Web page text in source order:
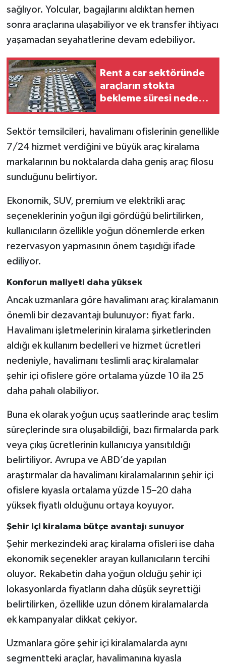
sağlıyor. Yolcular, bagajlarını aldıktan hemen
sonra araçlarına ulaşabiliyor ve ek transfer ihtiyacı
yaşamadan seyahatlerine devam edebiliyor.
Rent a car sektöründe
araçların stokta
bekleme süresi neden
Sektör temsilcileri, havalimanı ofislerinin genellikle
7/24 hizmet verdiğini ve büyük araç kiralama
markalarının bu noktalarda daha geniş araç filosu
sunduğunu belirtiyor.
Ekonomik, SUV, premium ve elektrikli araç
seçeneklerinin yoğun ilgi gördüğü belirtilirken,
kullanıcıların özellikle yoğun dönemlerde erken
rezervasyon yapmasının önem taşıdığı ifade
ediliyor.
Konforun maliyeti daha yüksek
Ancak uzmanlara göre havalimanı araç kiralamanın
önemli bir dezavantajı bulunuyor: fiyat farkı.
Havalimanı işletmelerinin kiralama şirketlerinden
aldığı ek kullanım bedelleri ve hizmet ücretleri
nedeniyle, havalimanı teslimli araç kiralamalar
şehir içi ofislere göre ortalama yüzde 10 ila 25
daha pahalı olabiliyor.
Buna ek olarak yoğun uçuş saatlerinde araç teslim
süreçlerinde sıra oluşabildiği, bazı firmalarda park
veya çıkış ücretlerinin kullanıcıya yansıtıldığı
belirtiliyor. Avrupa ve ABD’de yapılan
araştırmalar da havalimanı kiralamalarının şehir içi
ofislere kıyasla ortalama yüzde 15–20 daha
yüksek fiyatlı olduğunu ortaya koyuyor.
Şehir içi kiralama bütçe avantajı sunuyor
Şehir merkezindeki araç kiralama ofisleri ise daha
ekonomik seçenekler arayan kullanıcıların tercihi
oluyor. Rekabetin daha yoğun olduğu şehir içi
lokasyonlarda fiyatların daha düşük seyrettiği
belirtilirken, özellikle uzun dönem kiralamalarda
ek kampanyalar dikkat çekiyor.
Uzmanlara göre şehir içi kiralamalarda aynı
segmentteki araçlar, havalimanına kıyasla